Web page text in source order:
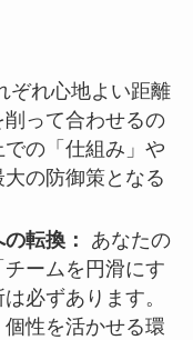
ぞれ心地よい距離
って合わせるの
の「仕組み」や
大の防御策となる
転換：
あなたの
ームを円滑にす
必ずあります。
性を活かせる環